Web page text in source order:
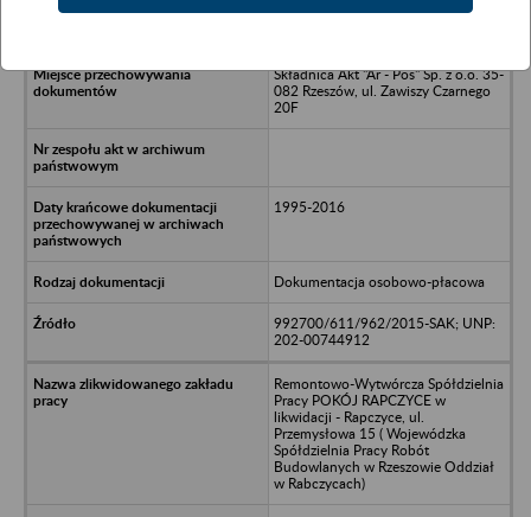
DREBUD Sp. z o.o. - Majdan
Składnica Akt "Ar - Pos" Sp. z o.o. 35-
082 Rzeszów, ul. Zawiszy Czarnego
20F
1995-2016
Dokumentacja osobowo-płacowa
992700/611/962/2015-SAK; UNP:
202-00744912
Remontowo-Wytwórcza Spółdzielnia
Pracy POKÓJ RAPCZYCE w
likwidacji - Rapczyce, ul.
Przemysłowa 15 ( Wojewódzka
Spółdzielnia Pracy Robót
Budowlanych w Rzeszowie Oddział
w Rabczycach)